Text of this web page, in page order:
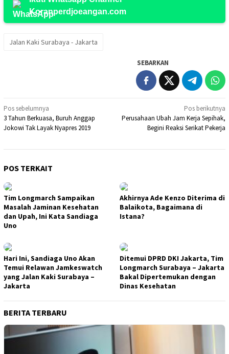
Koranperdjoeangan.com
Jalan Kaki Surabaya - Jakarta
SEBARKAN
Navigasi
pos
Pos sebelumnya
3 Tahun Berkuasa, Buruh Anggap
Jokowi Tak Layak Nyapres 2019
Pos berikutnya
Perusahaan Ubah Jam Kerja Sepihak,
Begini Reaksi Serikat Pekerja
POS TERKAIT
Tim Longmarch Sampaikan
Masalah Jaminan Kesehatan
dan Upah, Ini Kata Sandiaga
Uno
Akhirnya Ade Kenzo Diterima di
Balaikota, Bagaimana di
Istana?
Hari Ini, Sandiaga Uno Akan
Temui Relawan Jamkeswatch
yang Jalan Kaki Surabaya –
Jakarta
Ditemui DPRD DKI Jakarta, Tim
Longmarch Surabaya – Jakarta
Bakal Dipertemukan dengan
Dinas Kesehatan
BERITA TERBARU